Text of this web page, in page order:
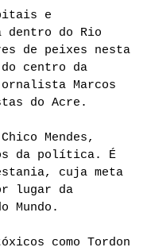
e
do Rio
de peixes nesta
centro da
Marcos
do Acre.
Mendes,
da política. É
cuja meta
lugar da
Mundo.
como Tordon